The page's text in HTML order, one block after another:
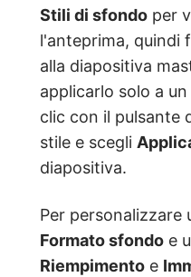
Stili di sfondo per
l'anteprima, quindi
alla diapositiva
applicarlo solo a
clic con il pulsante
stile e scegli
diapositiva.
Per personalizzare
Formato sfondo e
Riempimento e